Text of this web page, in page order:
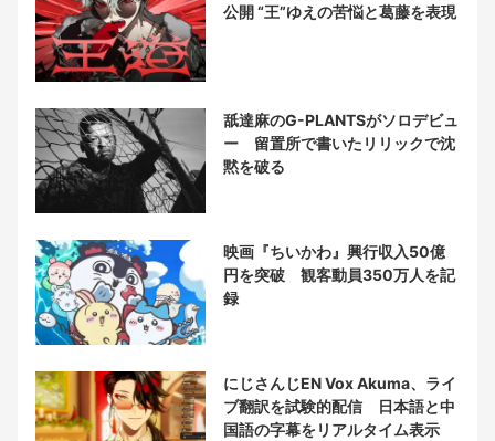
公開 “王”ゆえの苦悩と葛藤を表現
舐達麻のG-PLANTSがソロデビュ
ー 留置所で書いたリリックで沈
黙を破る
映画『ちいかわ』興行収入50億
円を突破 観客動員350万人を記
録
にじさんじEN Vox Akuma、ライ
ブ翻訳を試験的配信 日本語と中
国語の字幕をリアルタイム表示